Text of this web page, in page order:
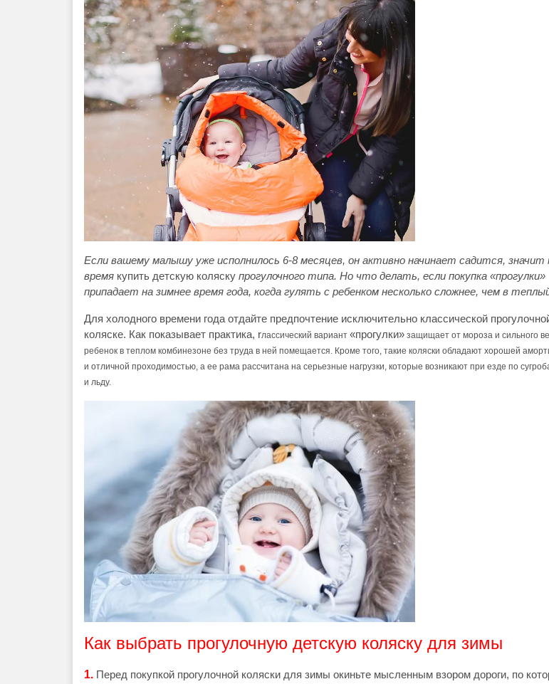
Если вашему малышу уже исполнилось 6-8 месяцев, он активно начинает садится, значит
время купить детскую коляску прогулочного типа. Но что делать, если покупка «прогулки»
припадает на зимнее время года, когда гулять с ребенком несколько сложнее, чем в
Для холодного времени года отдайте предпочтение исключительно классической
коляске. Как показывает практика, rлассический вариант «прогулки» защищает от мороза и сильного
ребенок в теплом комбинезоне без труда в ней помещается. Кроме того, такие коляски обладают хорошей
и отличной проходимостью, а ее рама рассчитана на серьезные нагрузки, которые возникают при езде по
и льду.
Как выбрать прогулочную детскую коляску для зимы
1. Перед покупкой прогулочной коляски для зимы окиньте мысленным взором дороги, по